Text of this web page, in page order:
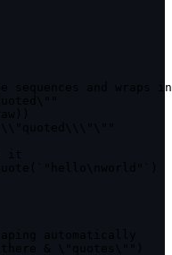
sequences and wraps